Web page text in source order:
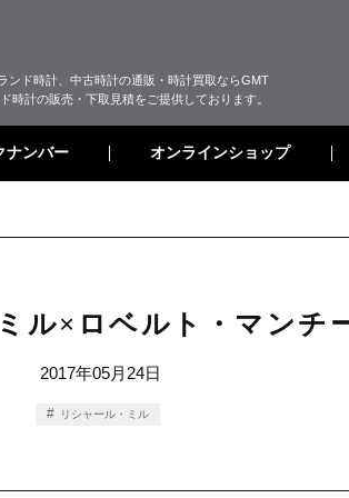
ンド時計、中古時計の通販・時計買取ならGMT
時計の販売・下取見積をご提供しております。
ナンバー オンラインショップ
ル×ロベルト・マンチ
2017年05月24日
リシャール・ミル